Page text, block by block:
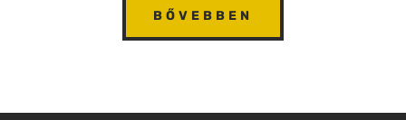
BŐVEBBEN